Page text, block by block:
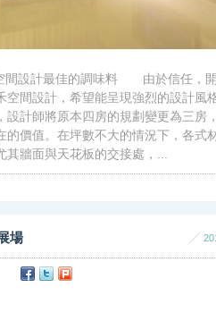
間設計最佳的調味料 由於信任，
空間設計，希望能呈現強烈的設計風
設計師將原本四房的規劃變更為三房
的價值。在坪數不大的情況下，各式
牆面與天花板的交接處，...
場